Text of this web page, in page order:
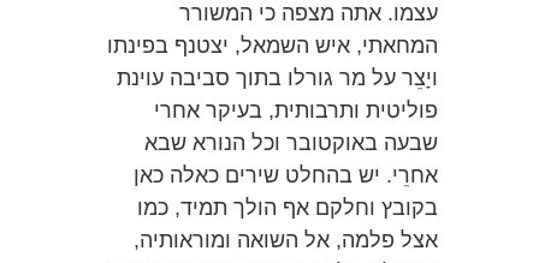
עצמו. אתה מצפה כי המשורר
המחאתי, איש השמאל, יצטנף בפינתו
ויָצֵר על מר גורלו בתוך סביבה עוינת
פוליטית ותרבותית, בעיקר אחרי
שבעה באוקטובר וכל הנורא שבא
אחרֵי. יש בהחלט שירים כאלה כאן
בקובץ וחלקם אף הולך תמיד, כמו
אצל פלמה, אל השואה ומוראותיה,